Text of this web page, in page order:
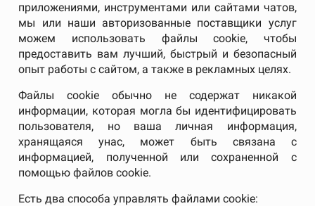
приложениями, инструментами или сайтами чатов,
мы или наши авторизованные поставщики услуг
можем использовать файлы cookie, чтобы
предоставить вам лучший, быстрый и безопасный
опыт работы с сайтом, а также в рекламных целях.
Файлы cookie обычно не содержат никакой
информации, которая могла бы идентифицировать
пользователя, но ваша личная информация,
хранящаяся унас, может быть связана с
информацией, полученной или сохраненной с
помощью файлов cookie.
Есть два способа управлять файлами cookie: